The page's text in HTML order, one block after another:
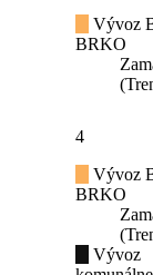
Vývoz
BRKO
4
Vývoz
BRKO
Vývoz